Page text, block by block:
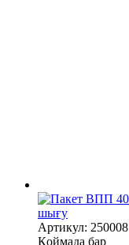
шығу
Артикул: 250008
Қоймада бар